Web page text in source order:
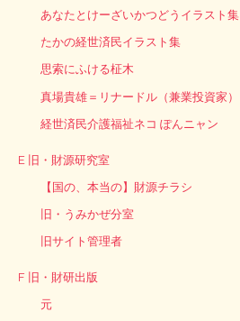
あなたとけーざいかつどうイラスト集
たかの経世済民イラスト集
思索にふける柾木
真場貴雄＝リナードル（兼業投資家）
経世済民介護福祉ネコ ぽんニャン
E 旧・財源研究室
【国の、本当の】財源チラシ
旧・うみかぜ分室
旧サイト管理者
F 旧・財研出版
元